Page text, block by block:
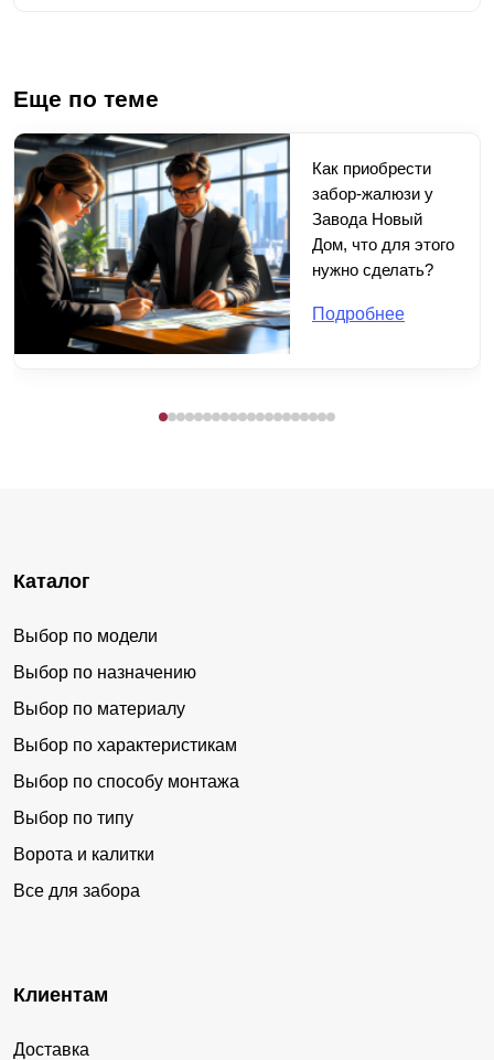
Еще по теме
Как приобрести
забор-жалюзи у
Завода Новый
Дом, что для этого
нужно сделать?
Подробнее
Каталог
Выбор по модели
Выбор по назначению
Выбор по материалу
Выбор по характеристикам
Выбор по способу монтажа
Выбор по типу
Ворота и калитки
Все для забора
Клиентам
Доставка